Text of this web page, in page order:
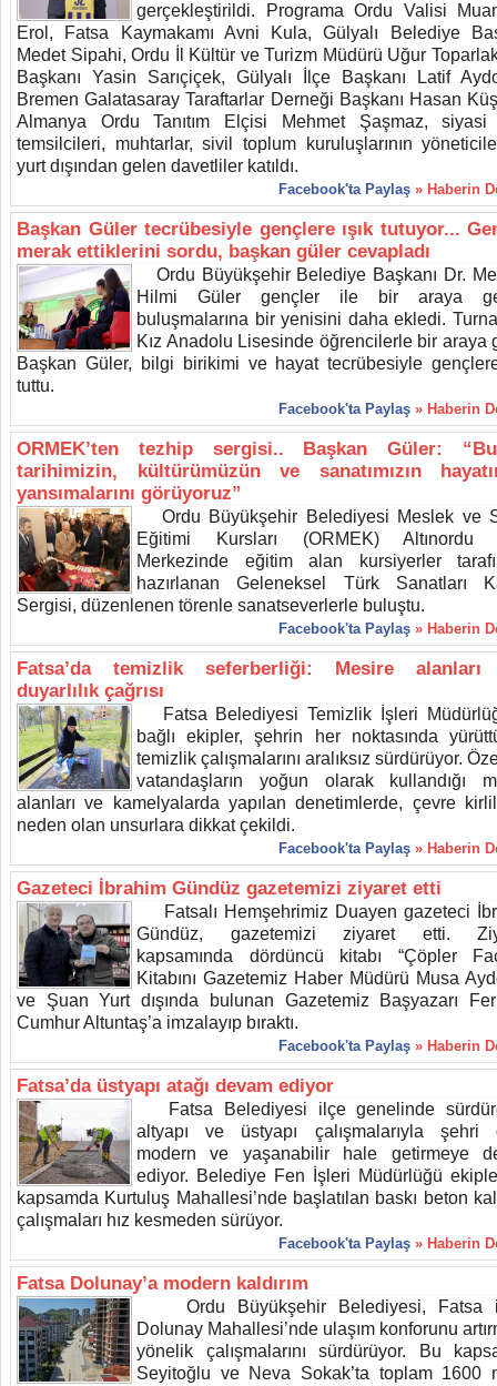
gerçekleştirildi. Programa Ordu Valisi
Erol, Fatsa Kaymakamı Avni Kula, Gülyalı Belediye
Medet Sipahi, Ordu İl Kültür ve Turizm Müdürü Uğur
Başkanı Yasin Sarıçiçek, Gülyalı İlçe Başkanı Latif
Bremen Galatasaray Taraftarlar Derneği Başkanı Hasan
Almanya Ordu Tanıtım Elçisi Mehmet Şaşmaz, siyasi
temsilcileri, muhtarlar, sivil toplum kuruluşlarının
yurt dışından gelen davetliler katıldı.
Facebook'ta Paylaş » Haberin
Başkan Güler tecrübesiyle gençlere ışık tutuyor...
merak ettiklerini sordu, başkan güler cevapladı
Ordu Büyükşehir Belediye Başkanı Dr.
Hilmi Güler gençler ile bir araya
buluşmalarına bir yenisini daha ekledi.
Kız Anadolu Lisesinde öğrencilerle bir araya
Başkan Güler, bilgi birikimi ve hayat tecrübesiyle gençlere
tuttu.
Facebook'ta Paylaş » Haberin
ORMEK’ten tezhip sergisi.. Başkan Güler:
tarihimizin, kültürümüzün ve sanatımızın
yansımalarını görüyoruz”
Ordu Büyükşehir Belediyesi Meslek ve
Eğitimi Kursları (ORMEK) Altınordu
Merkezinde eğitim alan kursiyerler
hazırlanan Geleneksel Türk Sanatları
Sergisi, düzenlenen törenle sanatseverlerle buluştu.
Facebook'ta Paylaş » Haberin
Fatsa’da temizlik seferberliği: Mesire
duyarlılık çağrısı
Fatsa Belediyesi Temizlik İşleri
bağlı ekipler, şehrin her noktasında
temizlik çalışmalarını aralıksız sürdürüyor.
vatandaşların yoğun olarak kullandığı
alanları ve kamelyalarda yapılan denetimlerde, çevre
neden olan unsurlara dikkat çekildi.
Facebook'ta Paylaş » Haberin
Gazeteci İbrahim Gündüz gazetemizi ziyaret etti
Fatsalı Hemşehrimiz Duayen gazeteci
Gündüz, gazetemizi ziyaret etti.
kapsamında dördüncü kitabı “Çöpler
Kitabını Gazetemiz Haber Müdürü Musa
ve Şuan Yurt dışında bulunan Gazetemiz Başyazarı
Cumhur Altuntaş’a imzalayıp bıraktı.
Facebook'ta Paylaş » Haberin
Fatsa’da üstyapı atağı devam ediyor
Fatsa Belediyesi ilçe genelinde
altyapı ve üstyapı çalışmalarıyla şehri
modern ve yaşanabilir hale getirmeye
ediyor. Belediye Fen İşleri Müdürlüğü
kapsamda Kurtuluş Mahallesi’nde başlatılan baskı beton
çalışmaları hız kesmeden sürüyor.
Facebook'ta Paylaş » Haberin
Fatsa Dolunay’a modern kaldırım
Ordu Büyükşehir Belediyesi, Fatsa
Dolunay Mahallesi’nde ulaşım konforunu
yönelik çalışmalarını sürdürüyor. Bu
Seyitoğlu ve Neva Sokak’ta toplam 1600